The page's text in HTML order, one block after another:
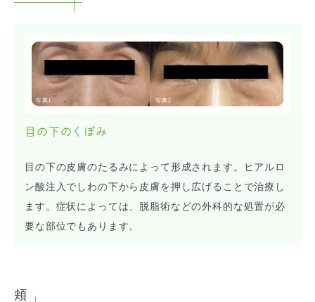
目の下のくぼみ
目の下の皮膚のたるみによって形成されます。ヒアルロ
ン酸注入でしわの下から皮膚を押し広げることで治療し
ます。症状によっては、脱脂術などの外科的な処置が必
要な部位でもあります。
頬